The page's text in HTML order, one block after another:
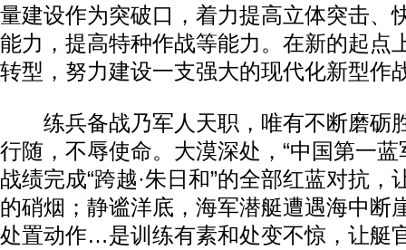
量建设作为突破口，着力提高立体突击、
能力，提高特种作战等能力。在新的起点
转型，努力建设一支强大的现代化新型作
练兵备战乃军人天职，唯有不断磨砺
行随，不辱使命。大漠深处，“中国第一蓝
战绩完成“跨越·朱日和”的全部红蓝对抗，
的硝烟；静谧洋底，海军潜艇遭遇海中断
处置动作…是训练有素和处变不惊，让艇